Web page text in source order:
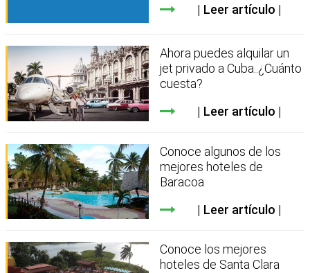
Leer artículo
Ahora puedes alquilar un
jet privado a Cuba..¿Cuánto
cuesta?
Leer artículo
Conoce algunos de los
mejores hoteles de
Baracoa
Leer artículo
Conoce los mejores
hoteles de Santa Clara